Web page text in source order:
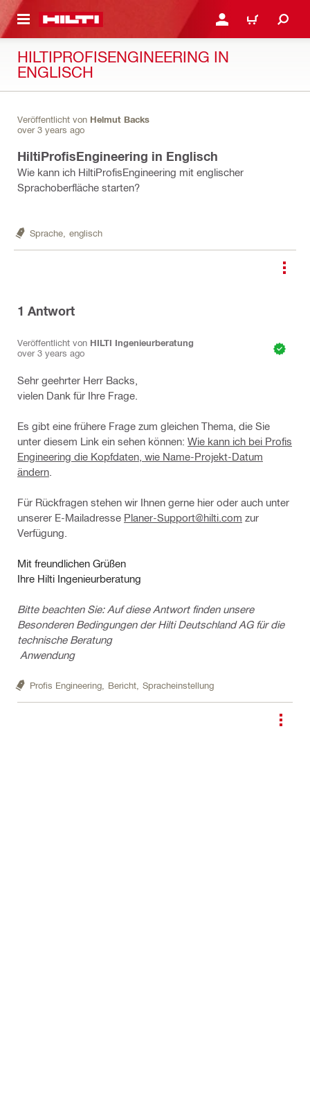
ANMELDEN ODER
WARENKORB
HILTIPROFISENGINEERING IN
ENGLISCH
Veröffentlicht von Helmut Backs
over 3 years ago
HiltiProfisEngineering in Englisch
Wie kann ich HiltiProfisEngineering mit englischer
Sprachoberfläche starten?
Sprache, englisch
1 Antwort
Veröffentlicht von HILTI Ingenieurberatung
over 3 years ago
Sehr geehrter Herr Backs,
vielen Dank für Ihre Frage.
Es gibt eine frühere Frage zum gleichen Thema, die Sie
unter diesem Link ein sehen können: Wie kann ich bei Profis
Engineering die Kopfdaten, wie Name-Projekt-Datum
ändern
Für Rückfragen stehen wir Ihnen gerne hier oder auch unter
unserer E-Mailadresse Planer-Support@hilti.com zur
Verfügung.
Mit freundlichen Grüßen
Ihre Hilti Ingenieurberatung
Bitte beachten Sie: Auf diese Antwort finden unsere
Besonderen Bedingungen der Hilti Deutschland AG für die
technische Beratung
Anwendung
Profis Engineering, Bericht, Spracheinstellung